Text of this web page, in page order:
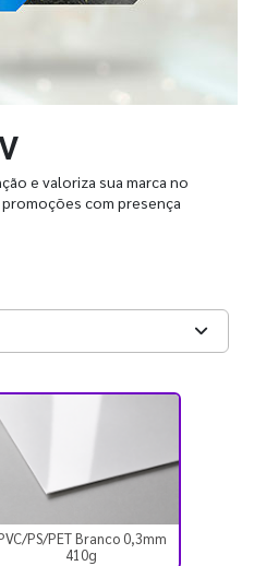
e valoriza sua marca no
com presença
PS/PET Branco 0,3mm
410g